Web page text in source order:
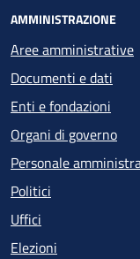
AMMINISTRAZIONE
Aree amministrative
Documenti e dati
Enti e fondazioni
Organi di governo
Personale
Politici
Uffici
Elezioni